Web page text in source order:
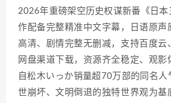
2026年重磅架空历史权谋新番《日
作配备完整精准中文字幕，日语原声
高清、剧情完整无删减，支持百度云
网盘渠道下载，资源齐全稳定、观影
自松木いっか销量超70万部的同名人
世崩坏、文明倒退的独特世界观为基